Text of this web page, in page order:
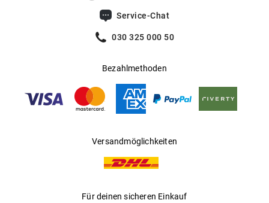
Service-Chat
030 325 000 50
Bezahlmethoden
Versandmöglichkeiten
Für deinen sicheren Einkauf